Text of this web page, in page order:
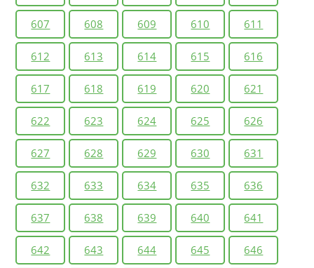
607 608 609 610 611
612 613 614 615 616
617 618 619 620 621
622 623 624 625 626
627 628 629 630 631
632 633 634 635 636
637 638 639 640 641
642 643 644 645 646